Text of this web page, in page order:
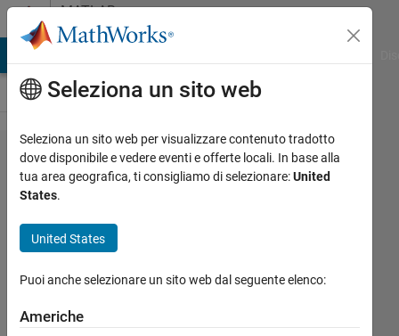
Vai al contenutoMATLAB
Answers
Difference
between
and if
Bob
Thompson
Seleziona un sito web
Seleziona un sito web per visualizzare contenuto tradotto
dove disponibile e vedere eventi e offerte locali. In base alla
tua area geografica, ti consigliamo di selezionare:United
States.
United States
Puoi anche selezionare un sito web dal seguente elenco:
Americhe